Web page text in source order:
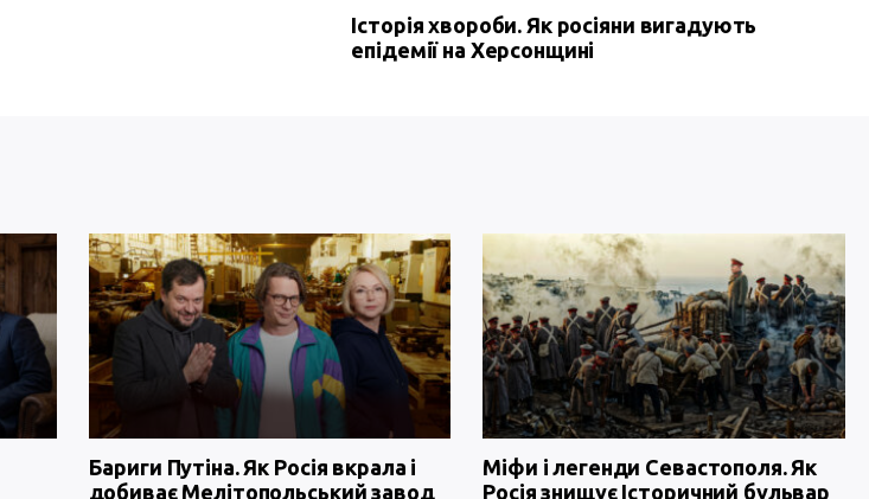
Історія хвороби. Як росіяни вигадують
епідемії на Херсонщині
Бариги Путіна. Як Росія вкрала і
добиває Мелітопольський завод
Міфи і легенди Севастополя. Як
Росія знищує Історичний бульвар